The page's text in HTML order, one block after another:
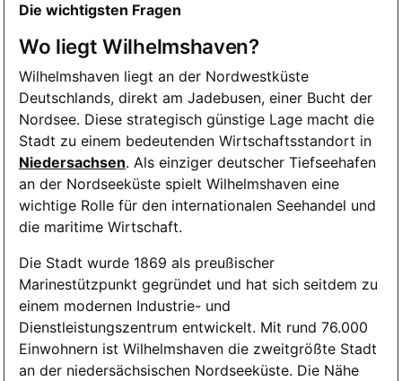
Die wichtigsten Fragen
Wo liegt Wilhelmshaven?
Wilhelmshaven liegt an der Nordwestküste
Deutschlands, direkt am Jadebusen, einer Bucht der
Nordsee. Diese strategisch günstige Lage macht die
Stadt zu einem bedeutenden Wirtschaftsstandort in
Niedersachsen. Als einziger deutscher Tiefseehafen
an der Nordseeküste spielt Wilhelmshaven eine
wichtige Rolle für den internationalen Seehandel und
die maritime Wirtschaft.
Die Stadt wurde 1869 als preußischer
Marinestützpunkt gegründet und hat sich seitdem zu
einem modernen Industrie- und
Dienstleistungszentrum entwickelt. Mit rund 76.000
Einwohnern ist Wilhelmshaven die zweitgrößte Stadt
an der niedersächsischen Nordseeküste. Die Nähe